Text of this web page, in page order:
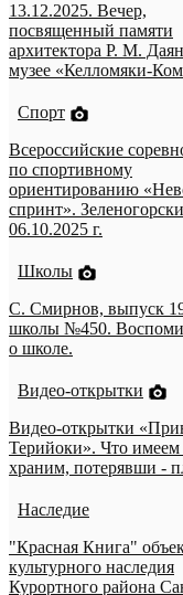
13.12.2025. Вечер,
посвященный памяти
архитектора Р. М.
музее «Келломяки-
Спорт
Всероссийские
по спортивному
ориентированию
спринт».
06.10.2025 г.
Школы
С. Смирнов, выпуск
школы №450.
о школе.
Видео-открытки
Видео-открытки
Терийоки». Что имеем
храним, потерявши -
Наследие
"Красная Книга"
культурного наследия
Курортного района